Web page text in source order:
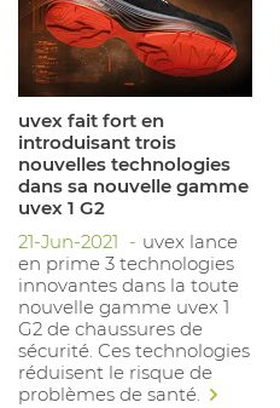
uvex fait fort en
introduisant trois
nouvelles technologies
dans sa nouvelle gamme
uvex 1 G2
21-Jun-2021
uvex lance
en prime 3 technologies
innovantes dans la toute
nouvelle gamme uvex 1
G2 de chaussures de
sécurité. Ces technologies
réduisent le risque de
problèmes de santé.